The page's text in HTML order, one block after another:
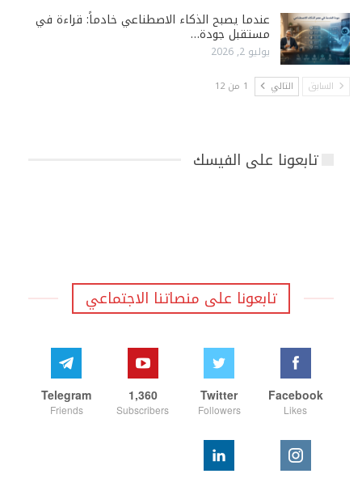
عندما يصبح الذكاء الاصطناعي خادماً: قراءة في
مستقبل جودة…
يوليو 2, 2026
السابق التالي 1 من 12
تابعونا على الفيسك
تابعونا على منصاتنا الاجتماعي
Facebook
Likes
Twitter
Followers
1,360
Subscribers
Telegram
Friends